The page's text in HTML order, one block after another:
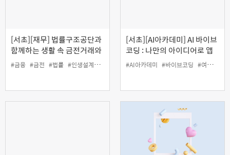
[서초][재무] 법률구조공단과
함께하는 생활 속 금전거래와
채무관리 바로 알기(오프라
인)
#금융 #금전 #법률 #인생설계 #재무 #채무
[서초][AI아카데미] AI 바이브
코딩 : 나만의 아이디어로 앱
만들기
#AI아카데미 #바이브코딩 #여가